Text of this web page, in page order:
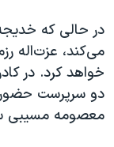
در حالی که
می‌کند، عزت‌اله
خواهد کرد. در
دو سرپرست حضور
معصومه مسیبی